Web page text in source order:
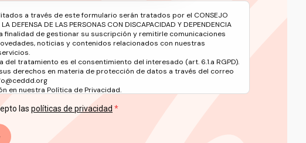
a través de este formulario serán tratados por el CONSEJO
LA DEFENSA DE LAS PERSONAS CON DISCAPACIDAD Y DEPENDENCIA
finalidad de gestionar su suscripción y remitirle comunicaciones
noticias y contenidos relacionados con nuestras
del tratamiento es el consentimiento del interesado (art. 6.1.a RGPD).
derechos en materia de protección de datos a través del correo
en nuestra Política de Privacidad.
las políticas de privacidad